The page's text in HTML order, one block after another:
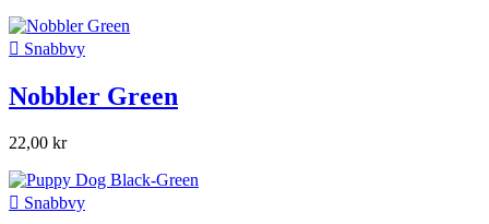
 Snabbvy
Nobbler Green
22,00 kr
 Snabbvy